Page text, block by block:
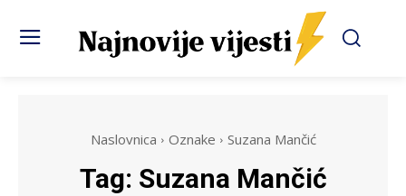
Naslovnica Oznake Suzana Mančić
Tag: Suzana Mančić